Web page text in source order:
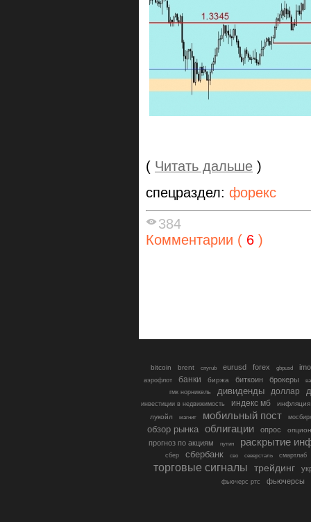
( Читать дальше )
спецраздел: форекс
384
Комментарии ( 6 )
bitcoin brent cnyrub eurusd forex gbpusd
аэрофлот банки биржа биткоин брокеры
гмк норникель
дивиденды доллар
инвестиции в недвижимость индекс мб
инфляция
лукойл
магнит мобильный пост
обзор рынка облигации опрос
прогноз по акциям путин раскрытие
сбер сбербанк сво северсталь смартлаб
торговые сигналы трейдинг
фьючерс ртс фьючерсы